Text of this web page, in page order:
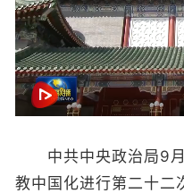
中共中央政治局9月
教中国化进行第二十二